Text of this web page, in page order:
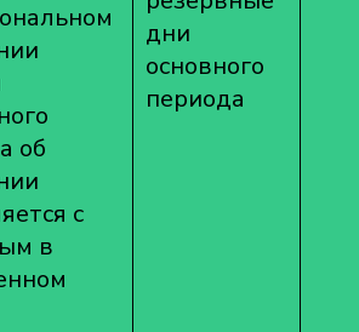
об
с
в
дни
основного
периода